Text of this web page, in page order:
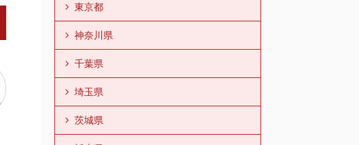
東京都
神奈川県
千葉県
埼玉県
茨城県